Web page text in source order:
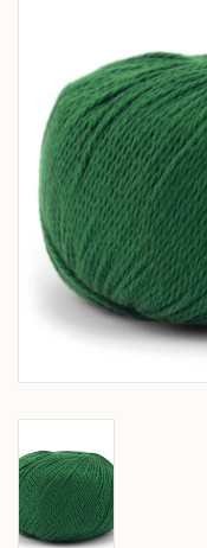
Solden
Over wolder